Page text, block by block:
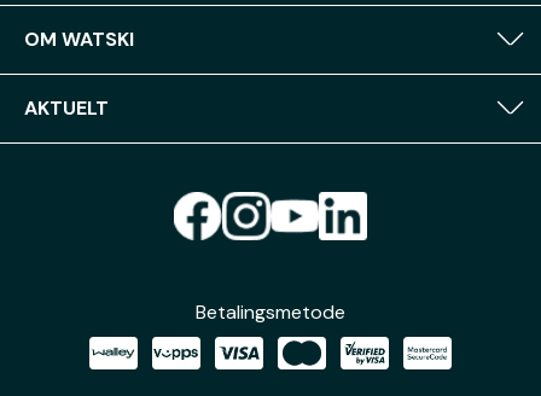
OM WATSKI
AKTUELT
Betalingsmetode